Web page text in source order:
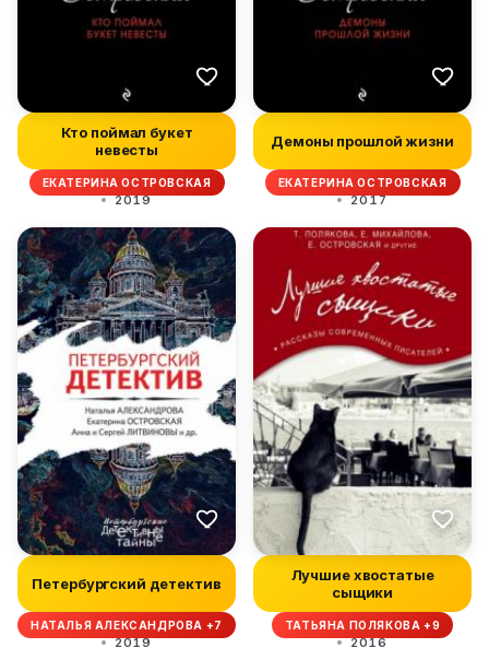
Кто поймал букет
невесты
ЕКАТЕРИНА ОСТРОВСКАЯ
2019
Демоны прошлой жизни
ЕКАТЕРИНА ОСТРОВСКАЯ
2017
Петербургский детектив
НАТАЛЬЯ АЛЕКСАНДРОВА +7
2019
Лучшие хвостатые
сыщики
ТАТЬЯНА ПОЛЯКОВА +9
2016